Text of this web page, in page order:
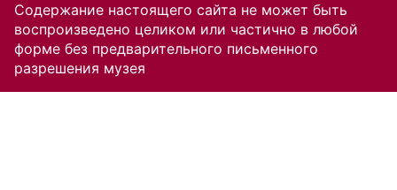
Содержание настоящего сайта не может быть
воспроизведено целиком или частично в любой
форме без предварительного письменного
разрешения музея